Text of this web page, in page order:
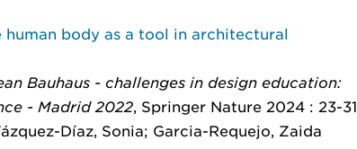
human body as a tool in architectural
Bauhaus - challenges in design education:
- Madrid 2022 , Springer Nature 2024 : 23-31
Díaz, Sonia; Garcia-Requejo, Zaida